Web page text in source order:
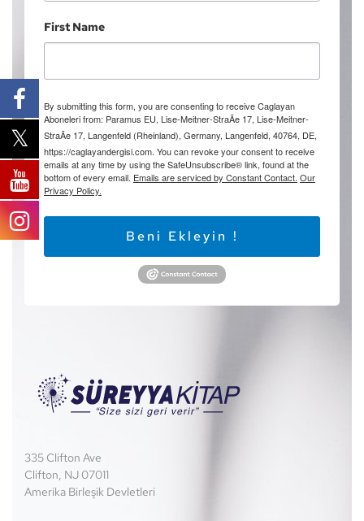
First Name
By submitting this form, you are consenting to receive Caglayan
Aboneleri from: Paramus EU, Lise-Meitner-StraÃe 17, Lise-Meitner-
StraÃe 17, Langenfeld (Rheinland), Germany, Langenfeld, 40764, DE,
https://caglayandergisi.com. You can revoke your consent to receive
emails at any time by using the SafeUnsubscribe® link, found at the
bottom of every email. Emails are serviced by Constant Contact. Our
Privacy Policy.
Beni Ekleyin !
335 Clifton Ave
Clifton, NJ 07011
Amerika Birleşik Devletleri